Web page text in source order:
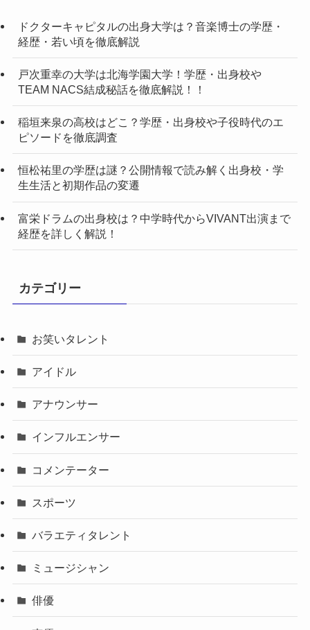
ドクターキャピタルの出身大学は？音楽博士の学歴・
経歴・若い頃を徹底解説
戸次重幸の大学は北海学園大学！学歴・出身校や
TEAM NACS結成秘話を徹底解説！！
稲垣来泉の高校はどこ？学歴・出身校や子役時代のエ
ピソードを徹底調査
恒松祐里の学歴は謎？公開情報で読み解く出身校・学
生生活と初期作品の変遷
富栄ドラムの出身校は？中学時代からVIVANT出演まで
経歴を詳しく解説！
カテゴリー
お笑いタレント
アイドル
アナウンサー
インフルエンサー
コメンテーター
スポーツ
バラエティタレント
ミュージシャン
俳優